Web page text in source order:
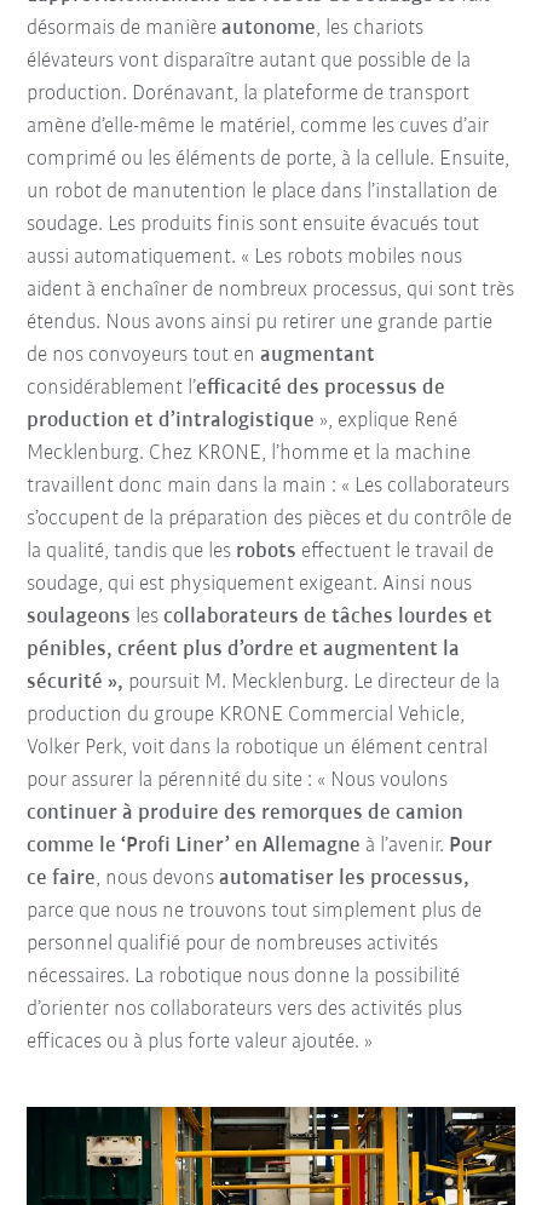
désormais de manièreautonome, les chariots
élévateurs vont disparaître autant que possible de la
production. Dorénavant, la plateforme de transport
amène d’elle-même le matériel, comme les cuves d’air
comprimé ou les éléments de porte, à la cellule. Ensuite,
un robot de manutention le place dans l’installation de
soudage. Les produits finis sont ensuite évacués tout
aussi automatiquement. « Les robots mobiles nous
aident à enchaîner de nombreux processus, qui sont très
étendus. Nous avons ainsi pu retirer une grande partie
de nos convoyeurs tout enaugmentant
considérablement l’efficacité des processus de
production et d’intralogistique », explique René
Mecklenburg. Chez KRONE, l’homme et la machine
travaillent donc main dans la main : « Les collaborateurs
s’occupent de la préparation des pièces et du contrôle de
la qualité, tandis que les robots effectuent le travail de
soudage, qui est physiquement exigeant. Ainsi nous
soulageons lescollaborateurs de tâches lourdes et
pénibles, créent plus d’ordre et augmentent la
sécurité », poursuit M. Mecklenburg. Le directeur de la
production du groupe KRONE Commercial Vehicle,
Volker Perk, voit dans la robotique un élément central
pour assurer la pérennité du site : « Nous voulons
continuer à produire des remorques de camion
comme le ‘Profi Liner’ en Allemagne à l’avenir. Pour
ce faire, nous devonsautomatiser les processus,
parce que nous ne trouvons tout simplement plus de
personnel qualifié pour de nombreuses activités
nécessaires. La robotique nous donne la possibilité
d’orienter nos collaborateurs vers des activités plus
efficaces ou à plus forte valeur ajoutée. »